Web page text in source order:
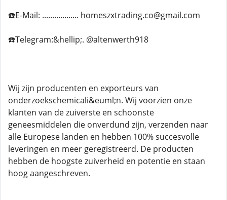
☎️E-Mail: .................. homeszxtrading.co@gmail.com
☎️Telegram:&hellip;. @altenwerth918
Wij zijn producenten en exporteurs van
onderzoekschemicali&euml;n. Wij voorzien onze
klanten van de zuiverste en schoonste
geneesmiddelen die onverdund zijn, verzenden naar
alle Europese landen en hebben 100% succesvolle
leveringen en meer geregistreerd. De producten
hebben de hoogste zuiverheid en potentie en staan
hoog aangeschreven.